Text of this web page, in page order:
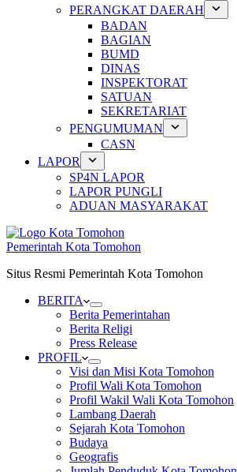
PERANGKAT DAERAH
BADAN
BAGIAN
BUMD
DINAS
INSPEKTORAT
SATUAN
SEKRETARIAT
PENGUMUMAN
CASN
LAPOR
SP4N LAPOR
LAPOR PUNGLI
ADUAN MASYARAKAT
Pemerintah Kota Tomohon
Situs Resmi Pemerintah Kota Tomohon
BERITA
Berita Pemerintahan
Berita Religi
Press Release
PROFIL
Visi dan Misi Kota Tomohon
Profil Wali Kota Tomohon
Profil Wakil Wali Kota Tomohon
Lambang Daerah
Sejarah Kota Tomohon
Budaya
Geografis